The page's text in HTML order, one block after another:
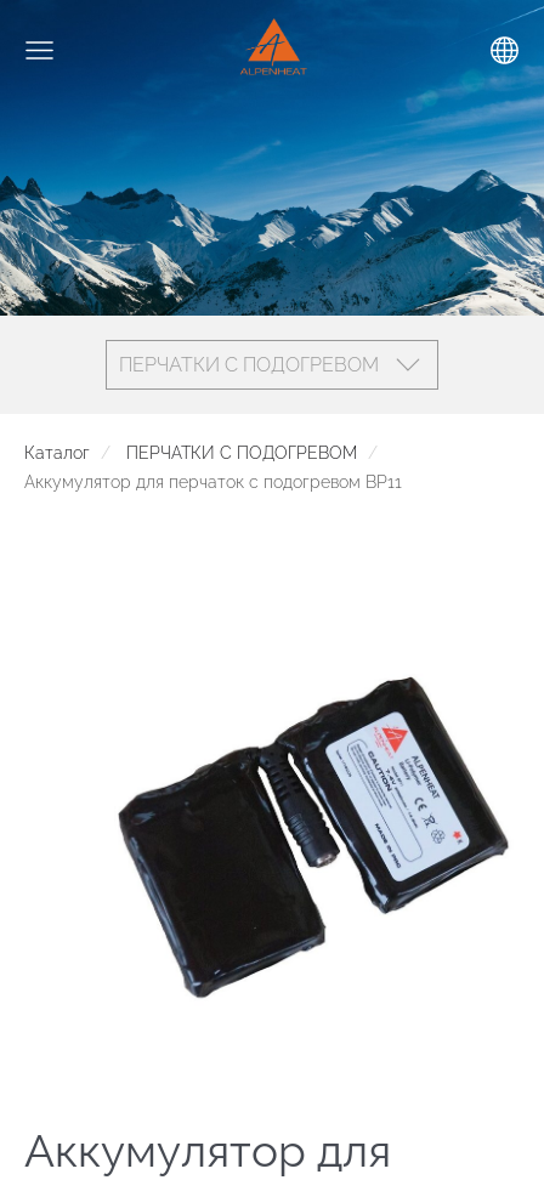
ПЕРЧАТКИ С ПОДОГРЕВОМ
Каталог
ПЕРЧАТКИ С ПОДОГРЕВОМ
Аккумулятор для перчаток с подогревом BP11
Аккумулятор для